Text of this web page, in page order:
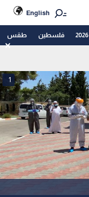
English
فلسطين طقس
1